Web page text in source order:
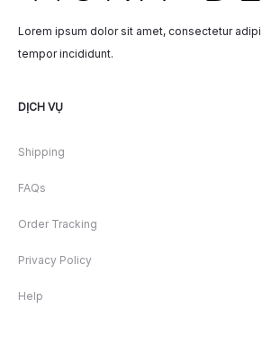
Lorem ipsum dolor sit amet, consectetur
tempor incididunt.
DỊCH VỤ
Shipping
FAQs
Order Tracking
Privacy Policy
Help